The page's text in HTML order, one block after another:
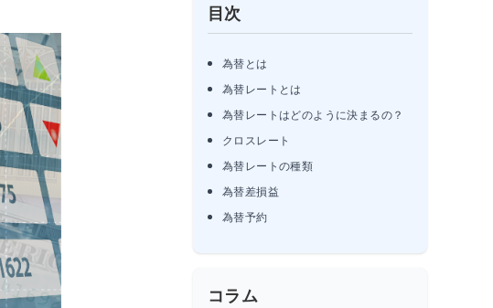
目次
為替とは
為替レートとは
為替レートはどのように決まるの？
クロスレート
為替レートの種類
為替差損益
為替予約
コラム